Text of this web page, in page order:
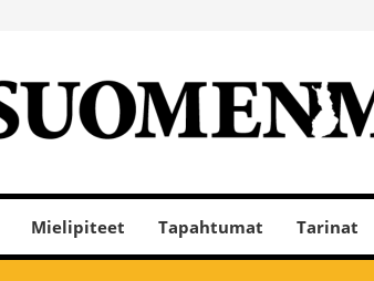
Mielipiteet Tapahtumat Tarinat